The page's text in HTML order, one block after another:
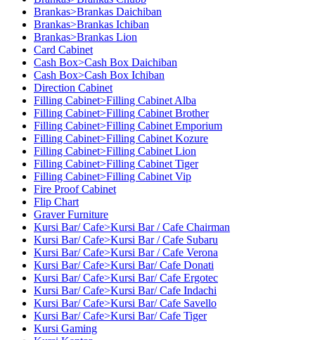
Brankas>Brankas Daichiban
Brankas>Brankas Ichiban
Brankas>Brankas Lion
Card Cabinet
Cash Box>Cash Box Daichiban
Cash Box>Cash Box Ichiban
Direction Cabinet
Filling Cabinet>Filling Cabinet Alba
Filling Cabinet>Filling Cabinet Brother
Filling Cabinet>Filling Cabinet Emporium
Filling Cabinet>Filling Cabinet Kozure
Filling Cabinet>Filling Cabinet Lion
Filling Cabinet>Filling Cabinet Tiger
Filling Cabinet>Filling Cabinet Vip
Fire Proof Cabinet
Flip Chart
Graver Furniture
Kursi Bar/ Cafe>Kursi Bar / Cafe Chairman
Kursi Bar/ Cafe>Kursi Bar / Cafe Subaru
Kursi Bar/ Cafe>Kursi Bar / Cafe Verona
Kursi Bar/ Cafe>Kursi Bar/ Cafe Donati
Kursi Bar/ Cafe>Kursi Bar/ Cafe Ergotec
Kursi Bar/ Cafe>Kursi Bar/ Cafe Indachi
Kursi Bar/ Cafe>Kursi Bar/ Cafe Savello
Kursi Bar/ Cafe>Kursi Bar/ Cafe Tiger
Kursi Gaming